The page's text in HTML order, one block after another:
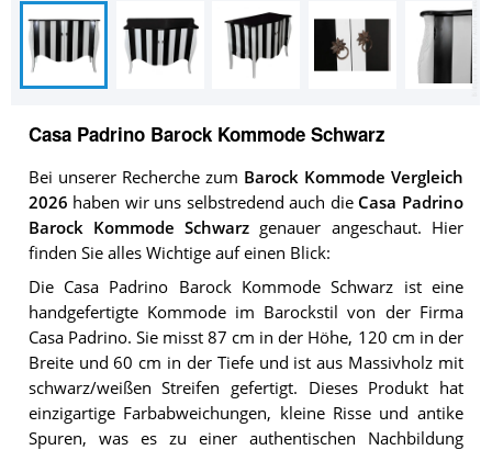
Casa Padrino Barock Kommode Schwarz
Bei unserer Recherche zum Barock Kommode Vergleich
2026 haben wir uns selbstredend auch die Casa Padrino
Barock Kommode Schwarz genauer angeschaut. Hier
finden Sie alles Wichtige auf einen Blick:
Die Casa Padrino Barock Kommode Schwarz ist eine
handgefertigte Kommode im Barockstil von der Firma
Casa Padrino. Sie misst 87 cm in der Höhe, 120 cm in der
Breite und 60 cm in der Tiefe und ist aus Massivholz mit
schwarz/weißen Streifen gefertigt. Dieses Produkt hat
einzigartige Farbabweichungen, kleine Risse und antike
Spuren, was es zu einer authentischen Nachbildung